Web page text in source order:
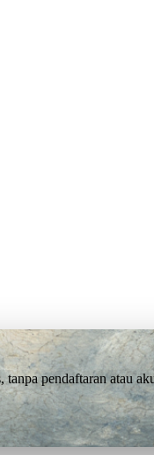
pendaftaran atau